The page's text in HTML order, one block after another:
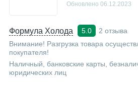
Формула Холода 5.0
2 отзыва
Внимание! Разгрузка товара
покупателя!
Наличный, банковские карты,
юридических лиц
Обновлено 06.12.2023